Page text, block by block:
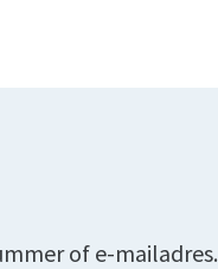
of e-mailadres.